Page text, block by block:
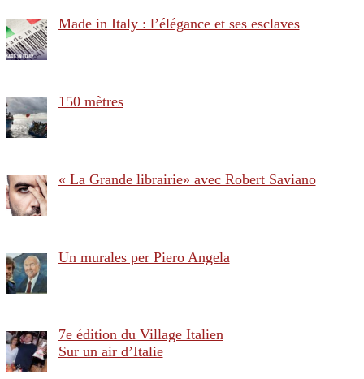
Made in Italy : l’élégance et ses esclaves
150 mètres
« La Grande librairie» avec Robert Saviano
Un murales per Piero Angela
7e édition du Village Italien
Sur un air d’Italie